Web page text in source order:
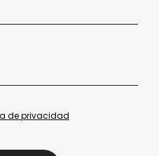
de privacidad